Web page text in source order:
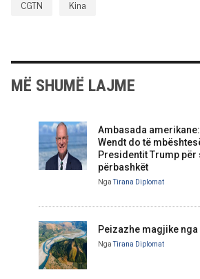
CGTN Kina
MË SHUMË LAJME
Ambasada
Wendt do të
Presidentit Trump për
përbashkët
Nga Tirana Diplomat
Peizazhe magjike
Nga Tirana Diplomat